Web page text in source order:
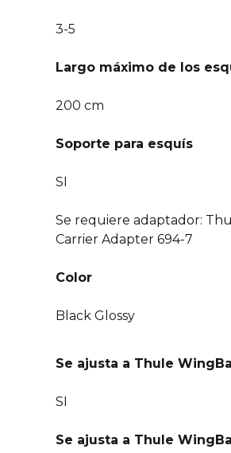
3-5
Largo máximo de los
200 cm
Soporte para esquís
SI
Se requiere adaptador:
Carrier Adapter 694-7
Color
Black Glossy
Se ajusta a Thule
SI
Se ajusta a Thule